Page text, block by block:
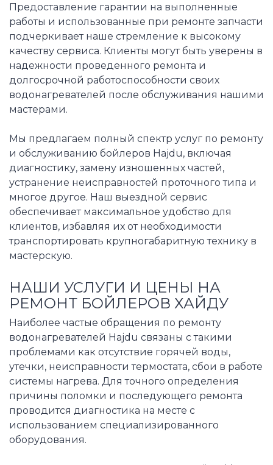
Предоставление гарантии на выполненные
работы и использованные при ремонте запчасти
подчеркивает наше стремление к высокому
качеству сервиса. Клиенты могут быть уверены в
надежности проведенного ремонта и
долгосрочной работоспособности своих
водонагревателей после обслуживания нашими
мастерами.
Мы предлагаем полный спектр услуг по ремонту
и обслуживанию бойлеров Hajdu, включая
диагностику, замену изношенных частей,
устранение неисправностей проточного типа и
многое другое. Наш выездной сервис
обеспечивает максимальное удобство для
клиентов, избавляя их от необходимости
транспортировать крупногабаритную технику в
мастерскую.
НАШИ УСЛУГИ И ЦЕНЫ НА
РЕМОНТ БОЙЛЕРОВ ХАЙДУ
Наиболее частые обращения по ремонту
водонагревателей Hajdu связаны с такими
проблемами как отсутствие горячей воды,
утечки, неисправности термостата, сбои в работе
системы нагрева. Для точного определения
причины поломки и последующего ремонта
проводится диагностика на месте с
использованием специализированного
оборудования.